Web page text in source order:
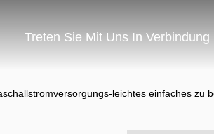
Treten Sie Mit Uns In Verbindung
leichtes einfaches zu